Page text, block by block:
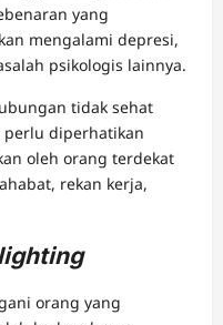
yang
mengalami depresi,
psikologis lainnya.
tidak sehat
perlu diperhatikan
oleh orang terdekat
rekan kerja,
orang yang